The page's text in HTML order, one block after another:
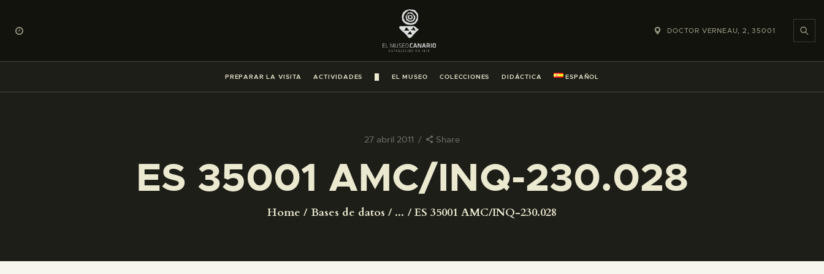
DOCTOR VERNEAU, 2, 35001
PREPARAR LA VISITA ACTIVIDADES EL MUSEO COLECCIONES DIDÁCTICA ESPAÑOL
27 abril 2011 Share
ES 35001 AMC/INQ-230.028
Home Bases de datos ... ES 35001 AMC/INQ-230.028
PREPARAR LA VISITA
ACTIVIDADES
█
COLECCIONES
DIDÁCTICA